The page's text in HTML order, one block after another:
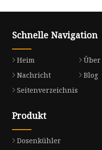
Schnelle Navigation
Heim
Nachricht
Blog
Seitenverzeichnis
Produkt
Dosenkühler